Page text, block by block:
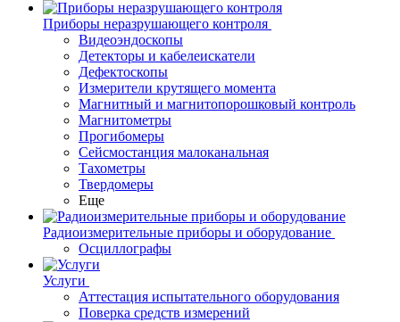
Приборы неразрушающего контроля
Видеоэндоскопы
Детекторы и кабелеискатели
Дефектоскопы
Измерители крутящего момента
Магнитный и магнитопорошковый контроль
Магнитометры
Прогибомеры
Сейсмостанция малоканальная
Тахометры
Твердомеры
Еще
Радиоизмерительные приборы и оборудование
Осциллографы
Услуги
Аттестация испытательного оборудования
Поверка средств измерений